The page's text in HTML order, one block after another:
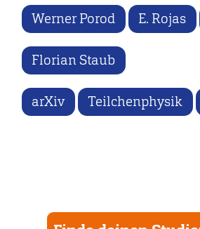
Werner Porod E. Rojas
Florian Staub
arXiv Teilchenphysik